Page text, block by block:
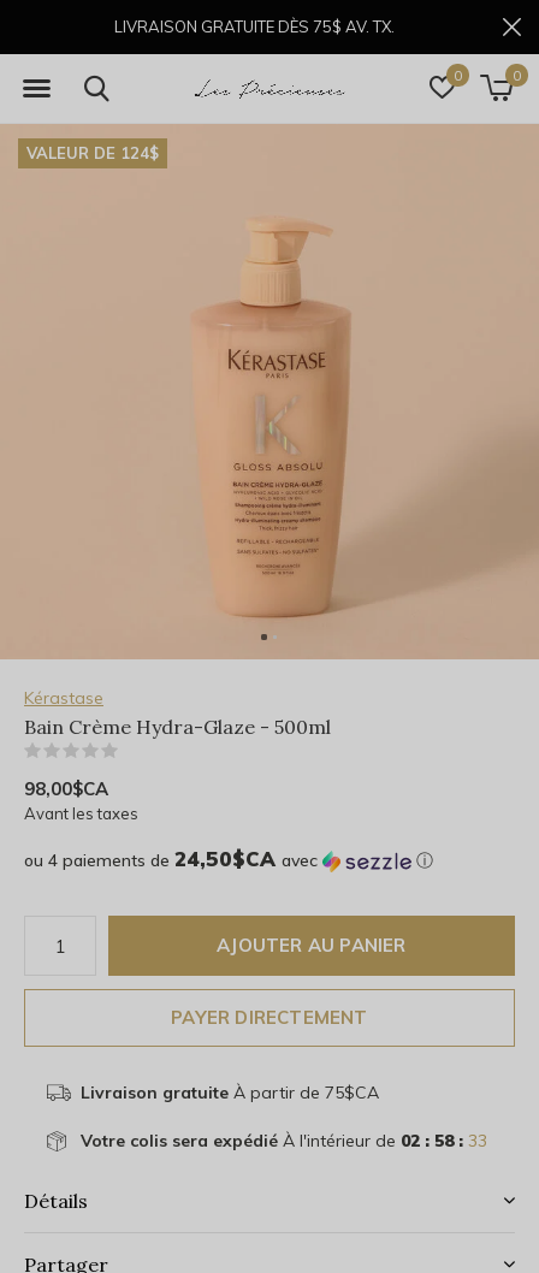
0 0
LIVRAISON GRATUITE DÈS 75$ AV. TX.
VALEUR DE 124$
Kérastase
Bain Crème Hydra-Glaze - 500ml
98,00$CA
Avant les taxes
ou 4 paiements de 24,50$CA avec ⓘ
AJOUTER AU PANIER
PAYER DIRECTEMENT
Livraison gratuiteÀ partir de 75$CA
Votre colis sera expédiéÀ l'intérieur de 02 : 58 : 33
Détails
Partager